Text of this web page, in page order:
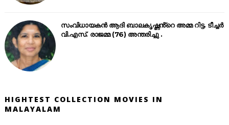
സംവിധായകൻ ആദി ബാലകൃഷ്ണൻ്റെ അമ്മ റിട്ട. ടീച്ചർ
വി.എസ്. രാജമ്മ (76) അന്തരിച്ചു .
HIGHTEST COLLECTION MOVIES IN
MALAYALAM